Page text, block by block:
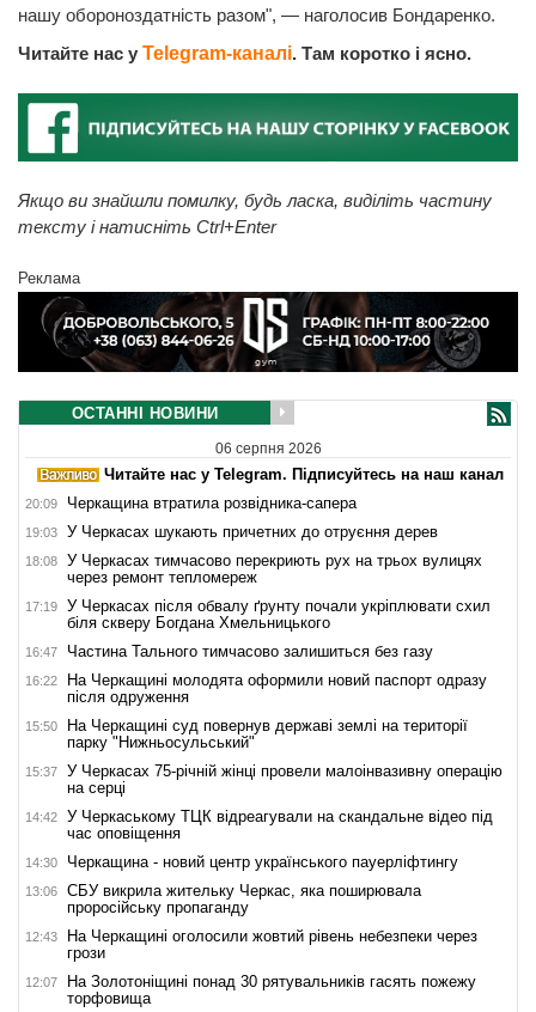
нашу обороноздатність разом", — наголосив Бондаренко.
Читайте нас у Telegram-каналі. Там коротко і ясно.
Якщо ви знайшли помилку, будь ласка, виділіть частину
тексту і натисніть Ctrl+Enter
Реклама
ОСТАННІ НОВИНИ
06 серпня 2026
Читайте нас у Telegram. Підписуйтесь на наш канал
20:09 Черкащина втратила розвідника-сапера
19:03 У Черкасах шукають причетних до отруєння дерев
18:08
У Черкасах тимчасово перекриють рух на трьох вулицях
через ремонт тепломереж
17:19
У Черкасах після обвалу ґрунту почали укріплювати схил
біля скверу Богдана Хмельницького
16:47 Частина Тального тимчасово залишиться без газу
16:22
На Черкащині молодята оформили новий паспорт одразу
після одруження
15:50
На Черкащині суд повернув державі землі на території
парку "Нижньосульський"
15:37
У Черкасах 75-річній жінці провели малоінвазивну операцію
на серці
14:42
У Черкаському ТЦК відреагували на скандальне відео під
час оповіщення
14:30 Черкащина - новий центр українського пауерліфтингу
13:06
СБУ викрила жительку Черкас, яка поширювала
проросійську пропаганду
12:43
На Черкащині оголосили жовтий рівень небезпеки через
грози
12:07
На Золотоніщині понад 30 рятувальників гасять пожежу
торфовища